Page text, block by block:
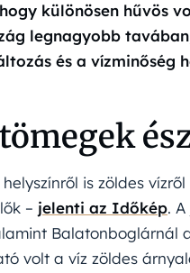
különösen hűvös
legnagyobb
és a vízminőség
is zöldes
– jelenti az Időkép.
Balatonboglárnál
volt a víz zöldes